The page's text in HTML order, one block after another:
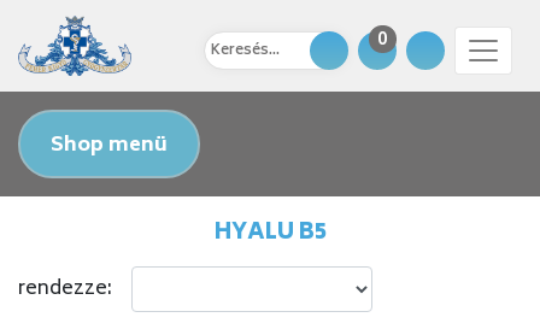
0
Shop menü
HYALU B5
rendezze: